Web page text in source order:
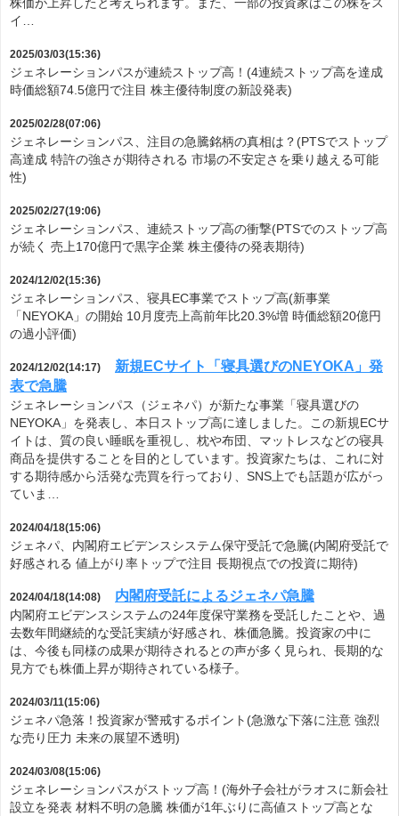
株価が上昇したと考えられます。また、一部の投資家はこの株をス
イ…
2025/03/03(15:36)
ジェネレーションパスが連続ストップ高！(4連続ストップ高を達成
時価総額74.5億円で注目 株主優待制度の新設発表)
2025/02/28(07:06)
ジェネレーションパス、注目の急騰銘柄の真相は？(PTSでストップ
高達成 特許の強さが期待される 市場の不安定さを乗り越える可能
性)
2025/02/27(19:06)
ジェネレーションパス、連続ストップ高の衝撃(PTSでのストップ高
が続く 売上170億円で黒字企業 株主優待の発表期待)
2024/12/02(15:36)
ジェネレーションパス、寝具EC事業でストップ高(新事業
「NEYOKA」の開始 10月度売上高前年比20.3%増 時価総額20億円
の過小評価)
2024/12/02(14:17)
新規ECサイト「寝具選びのNEYOKA」発
表で急騰
ジェネレーションパス（ジェネパ）が新たな事業「寝具選びの
NEYOKA」を発表し、本日ストップ高に達しました。この新規ECサ
イトは、質の良い睡眠を重視し、枕や布団、マットレスなどの寝具
商品を提供することを目的としています。投資家たちは、これに対
する期待感から活発な売買を行っており、SNS上でも話題が広がっ
ていま…
2024/04/18(15:06)
ジェネパ、内閣府エビデンスシステム保守受託で急騰(内閣府受託で
好感される 値上がり率トップで注目 長期視点での投資に期待)
2024/04/18(14:08) 内閣府受託によるジェネパ急騰
内閣府エビデンスシステムの24年度保守業務を受託したことや、過
去数年間継続的な受託実績が好感され、株価急騰。投資家の中に
は、今後も同様の成果が期待されるとの声が多く見られ、長期的な
見方でも株価上昇が期待されている様子。
2024/03/11(15:06)
ジェネパ急落！投資家が警戒するポイント(急激な下落に注意 強烈
な売り圧力 未来の展望不透明)
2024/03/08(15:06)
ジェネレーションパスがストップ高！(海外子会社がラオスに新会社
設立を発表 材料不明の急騰 株価が1年ぶりに高値ストップ高とな